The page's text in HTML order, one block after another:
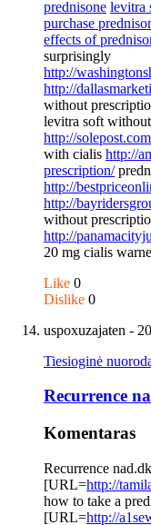
prednisone levitra
purchase
effects of
surprisingly
http://
http://
without
levitra soft
http://
with cialis http://
prescription/
http://
http://
without
http://
20 mg cialis
Like 0
Dislike 0
uspoxuzajaten -
Tiesioginė
Recurrence
Komentaras
Recurrence
[URL=http://
how to take a
[URL=http://